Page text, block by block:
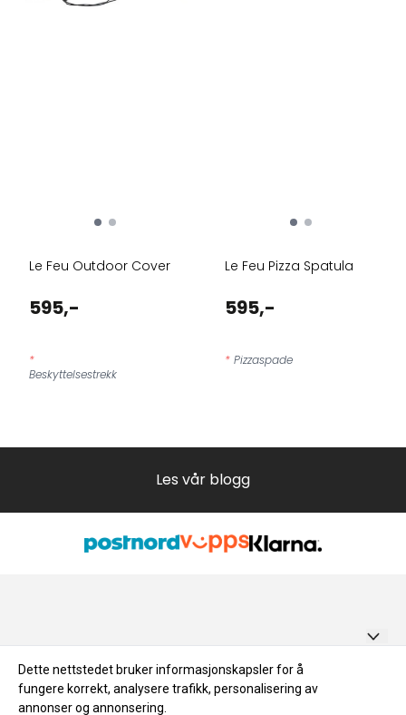
Le Feu Outdoor Cover
595,-
*
Beskyttelsestrekk
Le Feu Pizza Spatula
595,-
* Pizzaspade
Les vår blogg
BYGGMERE.NO AS
Smalvollveien 63 C, 0667 OSLO
Bruksanvisning for badestamp
Salgsbetingelser
Dette nettstedet bruker informasjonskapsler for å
fungere korrekt, analysere trafikk, personalisering av
annonser og annonsering.